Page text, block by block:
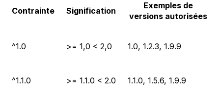
Contrainte Signification
Exemples de
versions autorisées
^1.0 >= 1,0 < 2,0 1.0, 1.2.3, 1.9.9
^1.1.0 >= 1.1.0 < 2.0 1.1.0, 1.5.6, 1.9.9